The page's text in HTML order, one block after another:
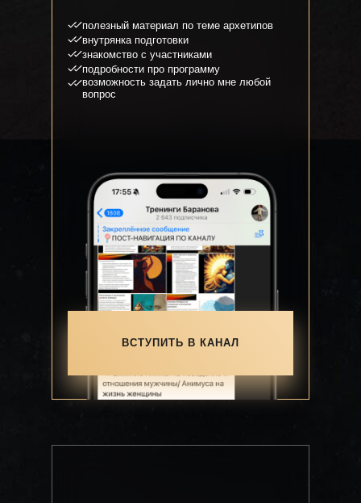
полезный материал по теме архетипов
внутрянка подготовки
знакомство с участниками
подробности про программу
возможность задать лично мне любой
вопрос
ВСТУПИТЬ В КАНАЛ